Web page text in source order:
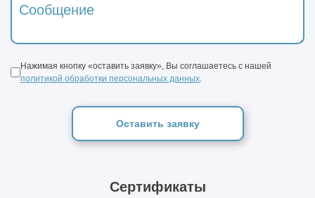
Нажимая кнопку «оставить заявку», Вы соглашаетесь с нашей
политикой обработки персональных данных
Оставить заявку
Сертификаты